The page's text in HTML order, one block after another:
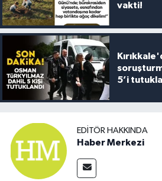
vakti!
5’i
EDITÖR HAKKINDA
Haber Merkezi